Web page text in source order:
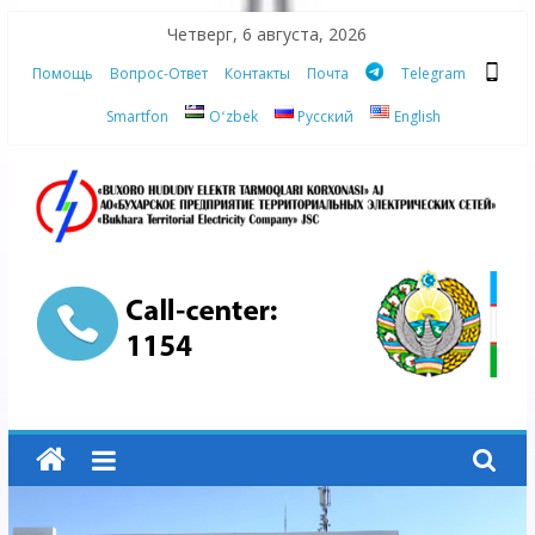
content
Четверг, 6 августа, 2026
Помощь Вопрос-Ответ Контакты Почта Telegram
Smartfon Oʻzbek Русский English
АО
"Бухарское
Предприятие
Территориальных